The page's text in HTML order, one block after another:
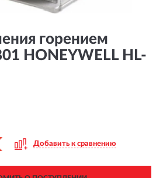
горением
HONEYWELL HL-
Добавить к сравнению